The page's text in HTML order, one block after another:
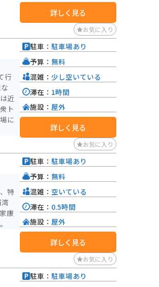
詳しく見る
お気に入り
行
近
ト
に
駐車： 駐車場あり
予算： 無料
混雑： 少し空いている
滞在： 1時間
施設： 屋外
詳しく見る
お気に入り
特
康
駐車： 駐車場あり
予算： 無料
混雑： 空いている
滞在： 0.5時間
施設： 屋外
詳しく見る
お気に入り
駐車： 駐車場あり